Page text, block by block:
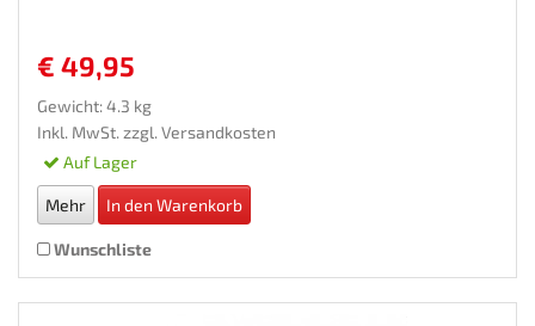
€ 49,95
Gewicht: 4.3 kg
Inkl. MwSt. zzgl. Versandkosten
Auf Lager
Mehr In den Warenkorb
Wunschliste